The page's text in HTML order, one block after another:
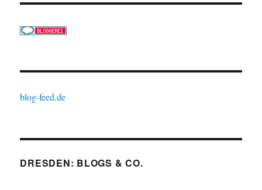
blog-feed.de
DRESDEN: BLOGS & CO.